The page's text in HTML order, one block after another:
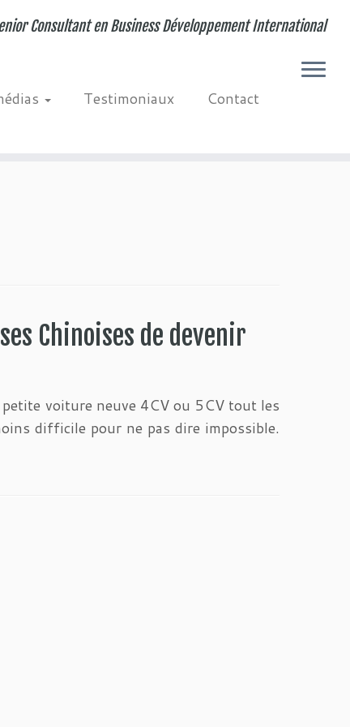
Consultant en Business Développement International
Testimoniaux
Contact
Chinoises de devenir
voiture neuve 4CV ou 5CV tout les
difficile pour ne pas dire impossible.